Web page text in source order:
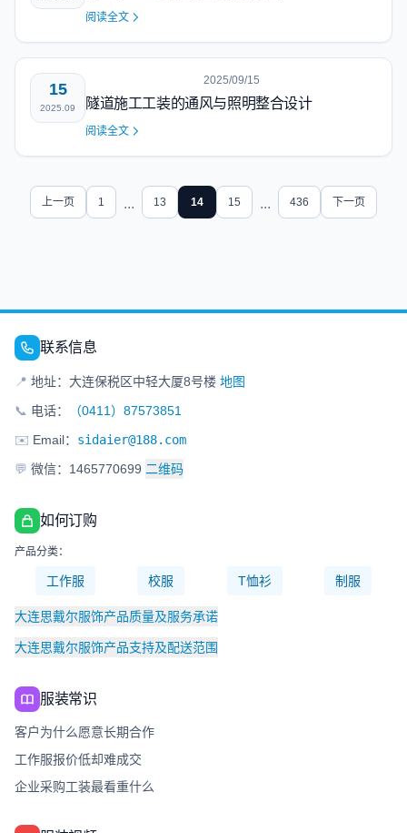
阅读全文
15
2025.09
2025/09/15
隧道施工工装的通风与照明整合设计
阅读全文
上一页 1 ... 13 14 15 ... 436 下一页
联系信息
📍 地址：大连保税区中轻大厦8号楼 地图
📞 电话：
（0411）87573851
✉️ Email： sidaier@188.com
💬 微信：1465770699 二维码
如何订购
产品分类：
工作服 校服 T恤衫 制服
大连思戴尔服饰产品质量及服务承诺
大连思戴尔服饰产品支持及配送范围
服装常识
客户为什么愿意长期合作
工作服报价低却难成交
企业采购工装最看重什么